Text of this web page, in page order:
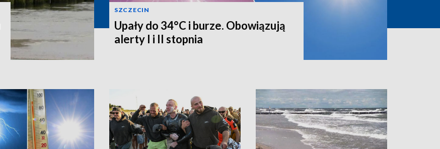
SZCZECIN
Upały do 34°C i burze. Obowiązują
alerty I i II stopnia